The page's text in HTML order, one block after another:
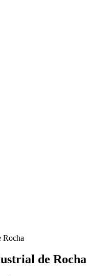
Rocha
de Rocha